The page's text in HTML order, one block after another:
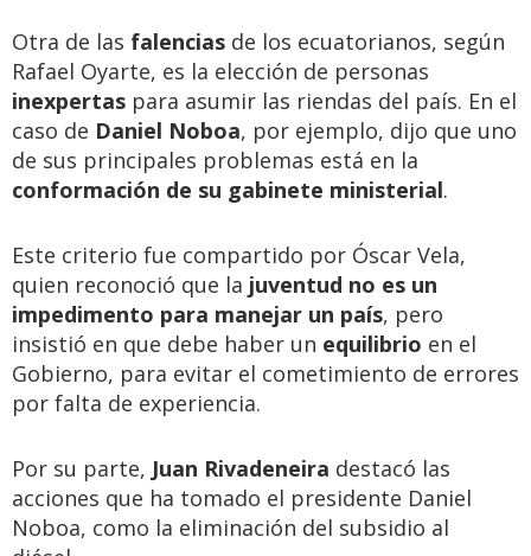
Otra de las falencias de los ecuatorianos, según
Rafael Oyarte, es la elección de personas
inexpertas para asumir las riendas del país. En el
caso de Daniel Noboa, por ejemplo, dijo que uno
de sus principales problemas está en la
conformación de su gabinete ministerial.
Este criterio fue compartido por Óscar Vela,
quien reconoció que la juventud no es un
impedimento para manejar un país, pero
insistió en que debe haber un equilibrio en el
Gobierno, para evitar el cometimiento de errores
por falta de experiencia.
Por su parte, Juan Rivadeneira destacó las
acciones que ha tomado el presidente Daniel
Noboa, como la eliminación del subsidio al